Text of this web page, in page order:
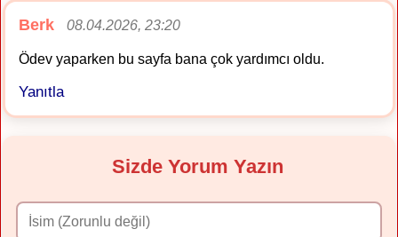
Berk 08.04.2026, 23:20
Ödev yaparken bu sayfa bana çok yardımcı oldu.
Yanıtla
Sizde Yorum Yazın